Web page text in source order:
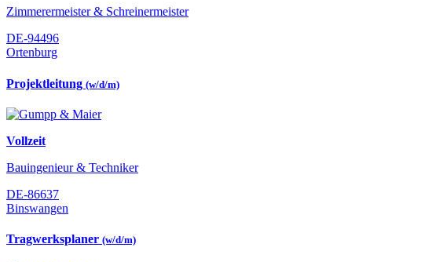
Zimmerermeister & Schreinermeister
DE-94496
Ortenburg
Projektleitung (w/d/m)
Vollzeit
Bauingenieur & Techniker
DE-86637
Binswangen
Tragwerksplaner (w/d/m)